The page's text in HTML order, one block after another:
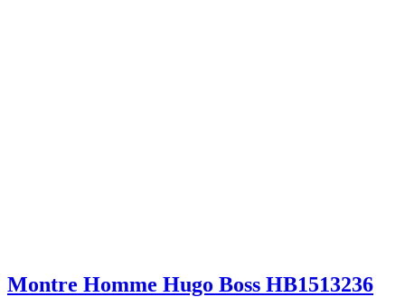
Montre Homme Hugo Boss HB1513236